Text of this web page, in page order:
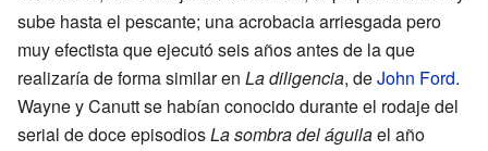
sube hasta el pescante; una acrobacia arriesgada pero
muy efectista que ejecutó seis años antes de la que
realizaría de forma similar en La diligencia, deJohn Ford.
Wayne y Canutt se habían conocido durante el rodaje del
serial de doce episodiosLa sombra del águilael año